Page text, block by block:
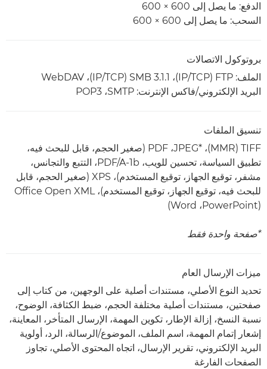
الدفع: ما يصل إلى 600 × 600
السحب: ما يصل إلى 600 × 600
بروتوكول الاتصالات
الملف: FTP‏ (TCP‏/IP)‏، SMB 3.1.1‏ (TCP‏/IP)‏، WebDAV
البريد الإلكتروني/فاكس الإنترنت: SMTP‏، POP3
تنسيق الملفات
TIFF‏ (MMR)‏، JPEG*‎‏، PDF (صغير الحجم، قابل للبحث فيه،
تطبيق السياسة، تحسين للويب، PDF/A-1b، التتبع والتجانس،
مشفر، توقيع الجهاز، توقيع المستخدم)، XPS (صغير الحجم، قابل
للبحث فيه، توقيع الجهاز، توقيع المستخدم)، Office Open XML
‏(PowerPoint‏، Word)
*صفحة واحدة فقط
ميزات الإرسال العام
تحديد النوع الأصلي، مستندات أصلية على الوجهين، من كتاب إلى
صفحتين، مستندات أصلية مختلفة الحجم، ضبط الكثافة، الوضوح،
نسبة النسخ، إزالة الإطار، تكوين المهمة، الإرسال المتأخر، المعاينة،
إشعار إتمام المهمة، اسم الملف، الموضوع/الرسالة، الرد، أولوية
البريد الإلكتروني، تقرير الإرسال، اتجاه المحتوى الأصلي، تجاوز
الصفحات الفارغة